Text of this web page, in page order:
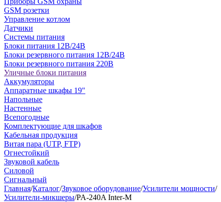
GSM розетки
Управление котлом
Датчики
Системы питания
Блоки питания 12В/24В
Блоки резервного питания 12В/24В
Блоки резервного питания 220В
Уличные блоки питания
Аккумуляторы
Аппаратные шкафы 19"
Напольные
Настенные
Всепогодные
Комплектующие для шкафов
Кабельная продукция
Витая пара (UTP, FTP)
Огнестойкий
Звуковой кабель
Силовой
Сигнальный
Главная/Каталог/Звуковое оборудование/Усилители мощности/
Усилители-микшеры/PA-240A Inter-M